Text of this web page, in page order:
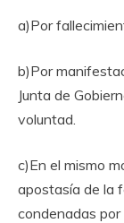
a)Por
b)Por
Junta de
voluntad.
c)En el mismo
apostasía de la
condenadas por